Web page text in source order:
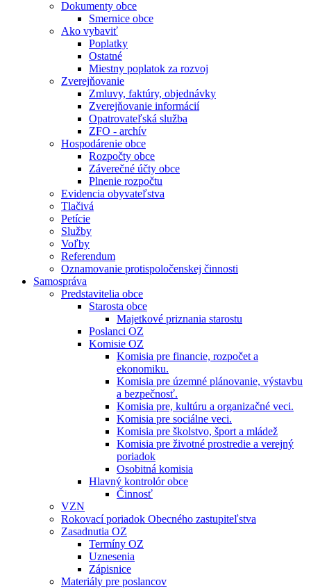
Dokumenty obce
Smernice obce
Ako vybaviť
Poplatky
Ostatné
Miestny poplatok za rozvoj
Zverejňovanie
Zmluvy, faktúry, objednávky
Zverejňovanie informácií
Opatrovateľská služba
ZFO - archív
Hospodárenie obce
Rozpočty obce
Záverečné účty obce
Plnenie rozpočtu
Evidencia obyvateľstva
Tlačivá
Petície
Služby
Voľby
Referendum
Oznamovanie protispoločenskej činnosti
Samospráva
Predstavitelia obce
Starosta obce
Majetkové priznania starostu
Poslanci OZ
Komisie OZ
Komisia pre financie, rozpočet a
ekonomiku.
Komisia pre územné plánovanie, výstavbu
a bezpečnosť.
Komisia pre, kultúru a organizačné veci.
Komisia pre sociálne veci.
Komisia pre školstvo, šport a mládež
Komisia pre životné prostredie a verejný
poriadok
Osobitná komisia
Hlavný kontrolór obce
Činnosť
VZN
Rokovací poriadok Obecného zastupiteľstva
Zasadnutia OZ
Termíny OZ
Uznesenia
Zápisnice
Materiály pre poslancov